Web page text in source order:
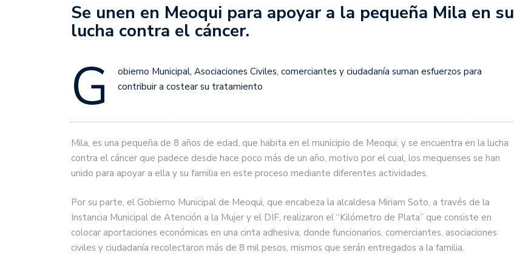
Se unen en Meoqui para apoyar a la pequeña Mila en su
lucha contra el cáncer.
G
obierno Municipal, Asociaciones Civiles, comerciantes y ciudadanía suman esfuerzos para
contribuir a costear su tratamiento
Mila, es una pequeña de 8 años de edad, que habita en el municipio de Meoqui, y se encuentra en la lucha
contra el cáncer que padece desde hace poco más de un año, motivo por el cual, los mequenses se han
unido para apoyar a ella y su familia en este proceso mediante diferentes actividades.
Por su parte, el Gobierno Municipal de Meoqui, que encabeza la alcaldesa Miriam Soto, a través de la
Instancia Municipal de Atención a la Mujer y el DIF, realizaron el “Kilómetro de Plata” que consiste en
colocar aportaciones económicas en una cinta adhesiva, donde funcionarios, comerciantes, asociaciones
civiles y ciudadanía recolectaron más de 8 mil pesos, mismos que serán entregados a la familia.